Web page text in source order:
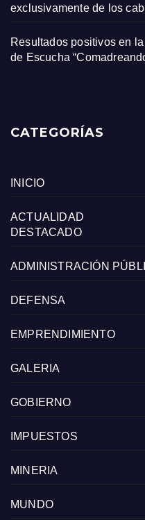
exclusivamente de los
Resultados positivos en
de Escucha
CATEGORÍAS
INICIO
ACTUALIDAD
DESTACADO
ADMINISTRACIÓN
DEFENSA
EMPRENDIMIENTO
GALERIA
GOBIERNO
IMPUESTOS
MINERIA
MUNDO